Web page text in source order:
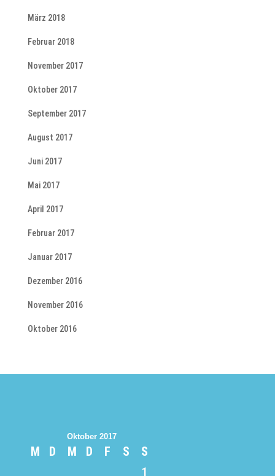
März 2018
Februar 2018
November 2017
Oktober 2017
September 2017
August 2017
Juni 2017
Mai 2017
April 2017
Februar 2017
Januar 2017
Dezember 2016
November 2016
Oktober 2016
Oktober 2017
M D M D F S
S
1